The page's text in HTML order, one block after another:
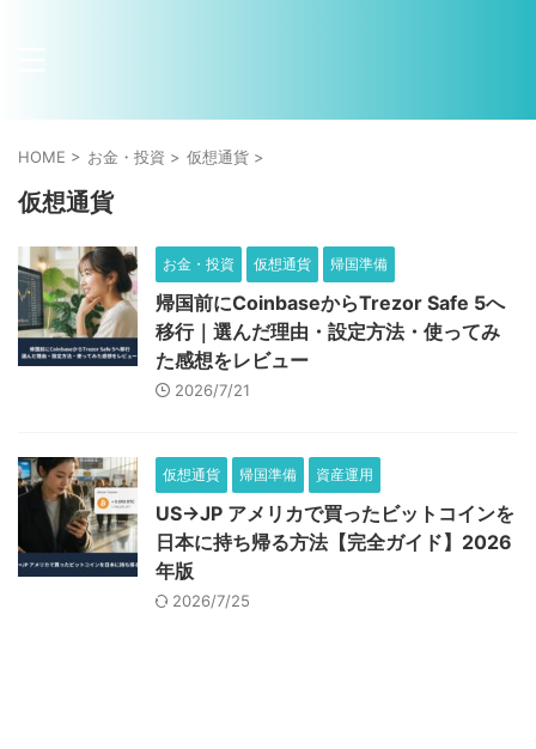
HOME > お金・投資 > 仮想通貨 >
仮想通貨
お金・投資 仮想通貨 帰国準備
帰国前にCoinbaseからTrezor Safe 5へ
移行｜選んだ理由・設定方法・使ってみ
た感想をレビュー
2026/7/21
仮想通貨 帰国準備 資産運用
US→JP アメリカで買ったビットコインを
日本に持ち帰る方法【完全ガイド】2026
年版
2026/7/25